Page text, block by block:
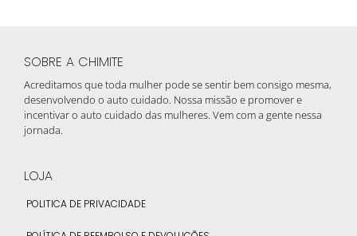
SOBRE A CHIMITE
Acreditamos que toda mulher pode se sentir bem consigo mesma,
desenvolvendo o auto cuidado. Nossa missão e promover e
incentivar o auto cuidado das mulheres. Vem com a gente nessa
jornada.
LOJA
POLITICA DE PRIVACIDADE